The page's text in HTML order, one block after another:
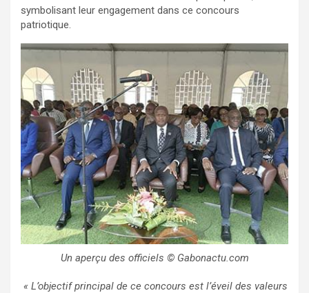
symbolisant leur engagement dans ce concours
patriotique.
Un aperçu des officiels © Gabonactu.com
« L’objectif principal de ce concours est l’éveil des valeurs